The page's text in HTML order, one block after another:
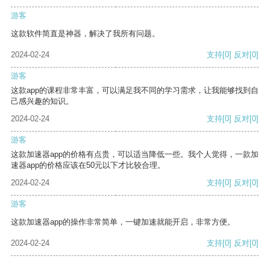
游客
这款软件简直是神器，解决了我所有问题。
2024-02-24 支持[0] 反对[0]
游客
这款app的课程非常丰富，可以满足我不同的学习需求，让我能够找到自
己感兴趣的知识。
2024-02-24
支持[0] 反对[0]
游客
这款加速器app的价格有点贵，可以适当降低一些。我个人觉得，一款加
速器app的价格应该在50元以下才比较合理。
2024-02-24
支持[0] 反对[0]
游客
这款加速器app的操作非常简单，一键加速就能开启，非常方便。
2024-02-24 支持[0] 反对[0]